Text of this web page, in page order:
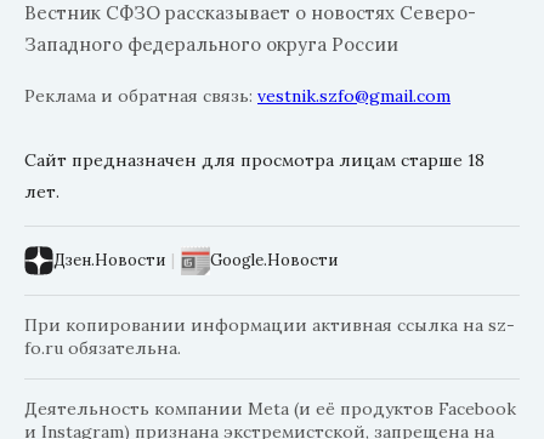
Вестник СФЗО рассказывает о новостях Северо-
Западного федерального округа России
Реклама и обратная связь: vestnik.szfo@gmail.com
Сайт предназначен для просмотра лицам старше 18
лет.
Дзен.Новости | Google.Новости
При копировании информации активная ссылка на sz-
fo.ru обязательна.
Деятельность компании Meta (и её продуктов Facebook
и Instagram) признана экстремистской, запрещена на